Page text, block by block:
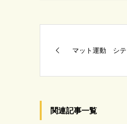
マット運動 シテ
関連記事一覧